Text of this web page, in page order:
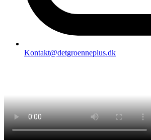
Kontakt@detgroenneplus.dk